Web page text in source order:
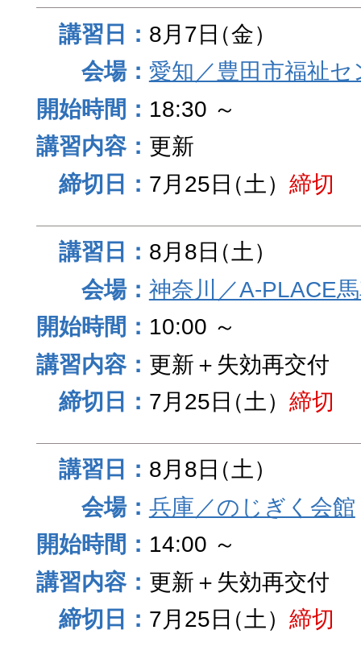
8月7日（金）
愛知／豊田市福祉セ
18:30 ～
更新
7月25日（土） 締切
8月8日（土）
神奈川／A-PLACE
10:00 ～
更新＋失効再交付
7月25日（土） 締切
8月8日（土）
兵庫／のじぎく会館
14:00 ～
更新＋失効再交付
7月25日（土） 締切